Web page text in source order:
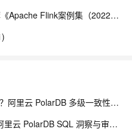
【藏经阁一起读（27）】本周推荐《Apache Flink案例集（2022版）》，你有哪些心得？
数据库分布式缓存一致性怎么保证？阿里云 PolarDB 多级一致性架构解析
数据库 SQL 审计功能有什么用？阿里云 PolarDB SQL 洞察与审计解析